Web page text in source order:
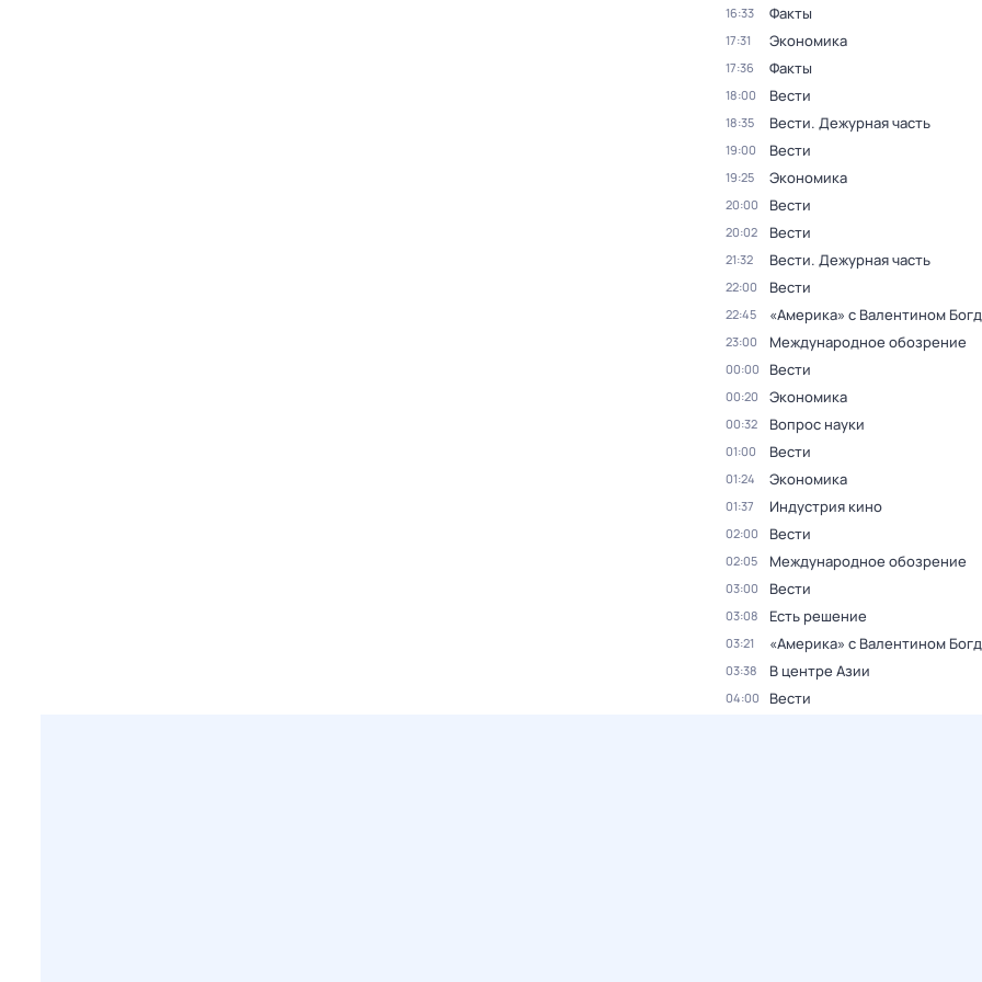
16:33 Факты
17:31 Экономика
17:36 Факты
18:00 Вести
18:35 Вести. Дежурная часть
19:00 Вести
19:25 Экономика
20:00 Вести
20:02 Вести
21:32 Вести. Дежурная часть
22:00 Вести
22:45 «Америка» с Валентином
23:00 Международное обозрение
00:00 Вести
00:20 Экономика
00:32 Вопрос науки
01:00 Вести
01:24 Экономика
01:37 Индустрия кино
02:00 Вести
02:05 Международное обозрение
03:00 Вести
03:08 Есть решение
03:21 «Америка» с Валентином
03:38 В центре Азии
04:00 Вести